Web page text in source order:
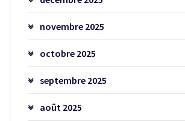
novembre 2025
octobre 2025
septembre 2025
août 2025